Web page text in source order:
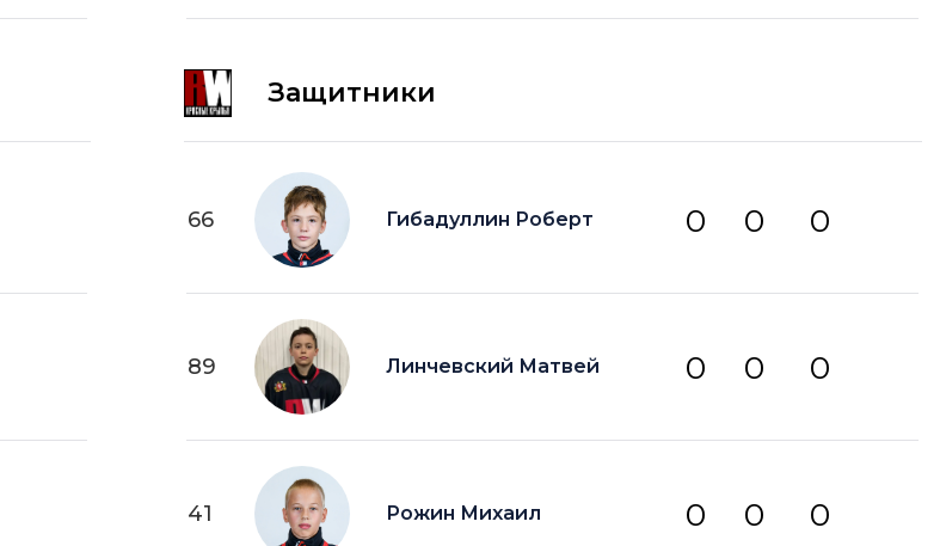
Защитники
66 Гибадуллин Роберт 0 0 0
89 Линчевский Матвей 0 0 0
41 Рожин Михаил 0 0 0